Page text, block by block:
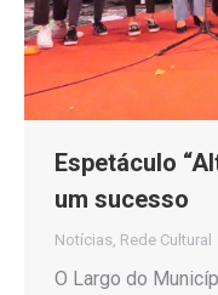
Espetáculo
um sucesso
Notícias Rede Cultural
O Largo do